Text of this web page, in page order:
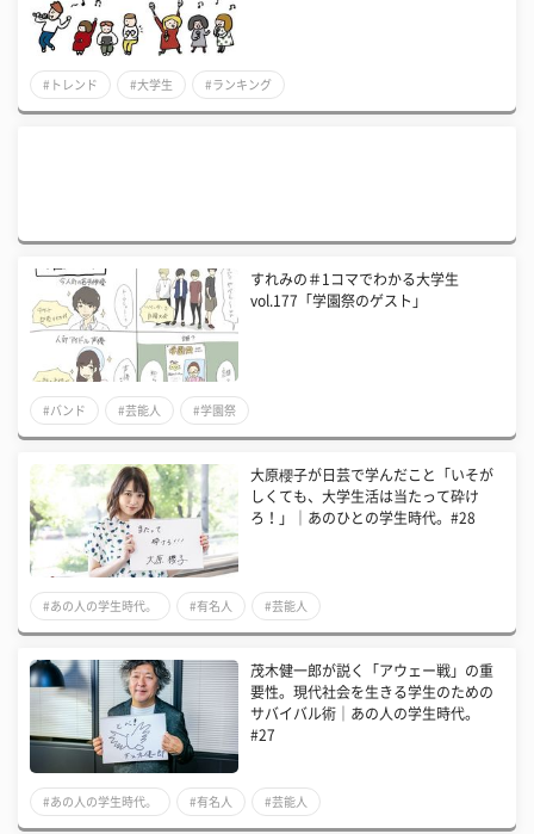
#トレンド #大学生 #ランキング
すれみの＃1コマでわかる大学生
vol.177「学園祭のゲスト」
#バンド #芸能人 #学園祭
大原櫻子が日芸で学んだこと「いそが
しくても、大学生活は当たって砕け
ろ！」｜あのひとの学生時代。#28
#あの人の学生時代。 #有名人 #芸能人
茂木健一郎が説く「アウェー戦」の重
要性。現代社会を生きる学生のための
サバイバル術｜あの人の学生時代。
#27
#あの人の学生時代。 #有名人 #芸能人